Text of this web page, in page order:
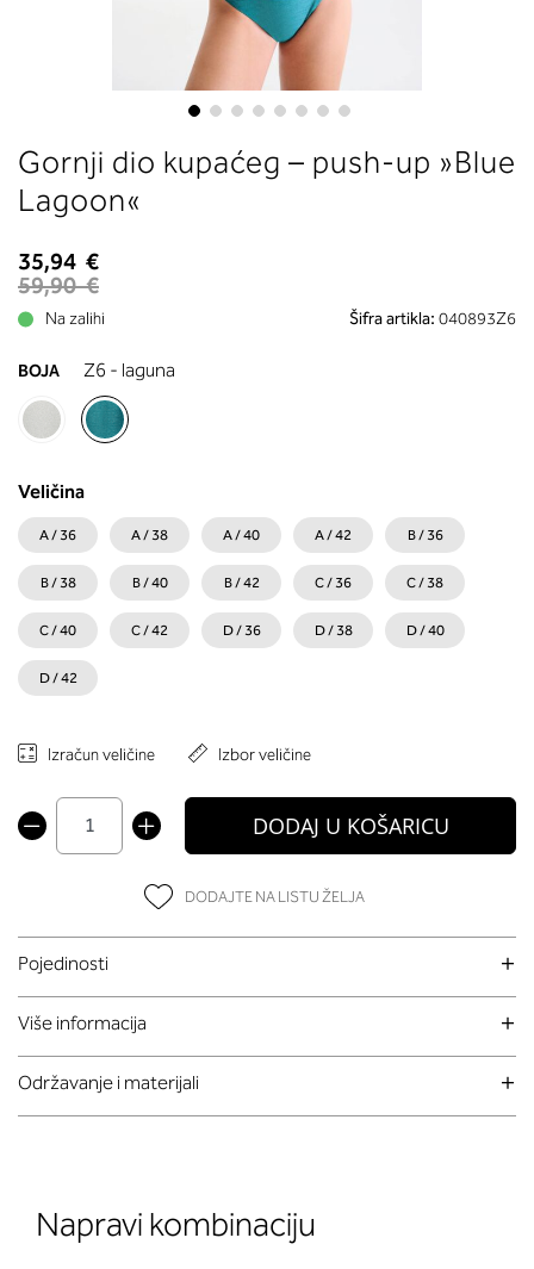
to
the
beginning
the
images
gallery
Gornji dio kupaćeg – push-up »Blue
Lagoon«
35,94 €
59,90 €
Na zalihi Šifra artikla: 040893Z6
BOJA Z6 - laguna
Veličina
A / 36 A / 38 A / 40 A / 42 B / 36
B / 38 B / 40 B / 42 C / 36 C / 38
C / 40 C / 42 D / 36 D / 38 D / 40
D / 42
Izračun veličine Izbor veličine
DODAJ U KOŠARICU
DODAJTE NA LISTU ŽELJA
Pojedinosti
Više informacija
Održavanje i materijali
Napravi kombinaciju
boste prebrali, katera globina
ustreza vaši meri (A, B …) – iščite v
stolpcu, ki ste ga določili s
obsegom.